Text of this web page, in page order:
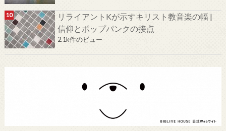
リライアントKが示すキリスト教音楽の幅 |
信仰とポップパンクの接点
2.1k件のビュー